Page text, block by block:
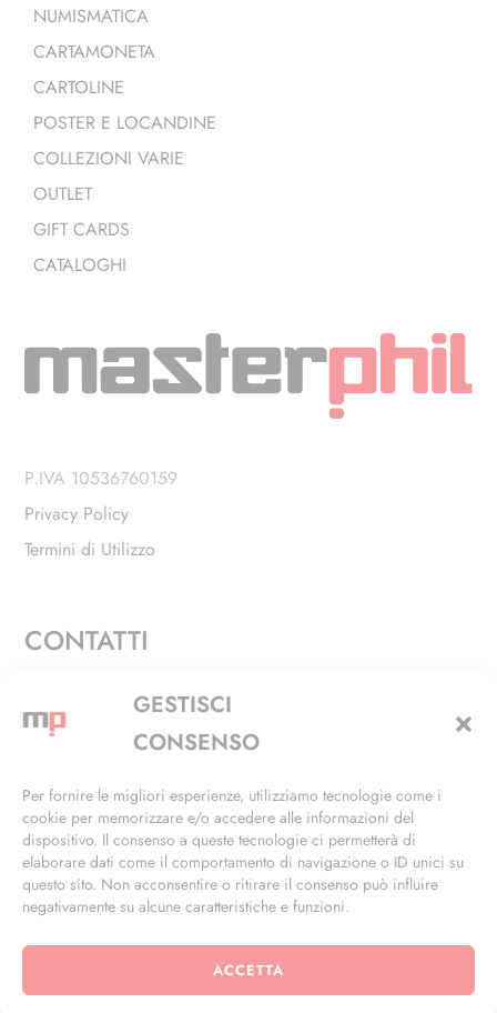
GESTISCI
CONSENSO
Per fornire le migliori esperienze, utilizziamo tecnologie come i
cookie per memorizzare e/o accedere alle informazioni del
dispositivo. Il consenso a queste tecnologie ci permetterà di
elaborare dati come il comportamento di navigazione o ID unici su
questo sito. Non acconsentire o ritirare il consenso può influire
negativamente su alcune caratteristiche e funzioni.
ACCETTA
NUMISMATICA
CARTAMONETA
CARTOLINE
POSTER E LOCANDINE
COLLEZIONI VARIE
OUTLET
GIFT CARDS
CATALOGHI
P.IVA 10536760159
Privacy Policy
Termini di Utilizzo
CONTATTI
Via Alfieri, 27 - Trezzano Sul Naviglio (MI)
+39 02 4846 3155
info@masterphil.it